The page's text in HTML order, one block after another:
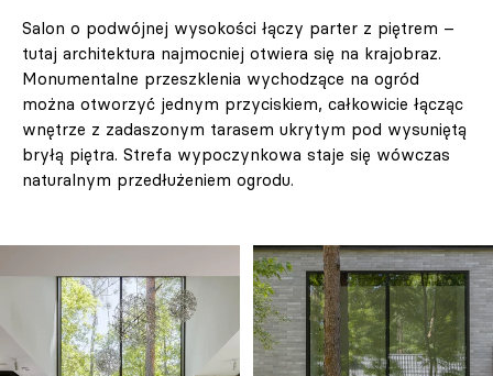
Salon o podwójnej wysokości łączy parter z piętrem –
tutaj architektura najmocniej otwiera się na krajobraz.
Monumentalne przeszklenia wychodzące na ogród
można otworzyć jednym przyciskiem, całkowicie łącząc
wnętrze z zadaszonym tarasem ukrytym pod wysuniętą
bryłą piętra. Strefa wypoczynkowa staje się wówczas
naturalnym przedłużeniem ogrodu.